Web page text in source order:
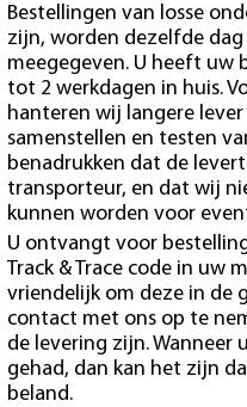
Bestellingen van losse
zijn, worden dezelfde
meegegeven. U heeft uw
tot 2 werkdagen in huis.
hanteren wij langere
samenstellen en testen
benadrukken dat de
transporteur, en dat wij
kunnen worden voor
U ontvangt voor
Track & Trace code in uw
vriendelijk om deze in de
contact met ons op te
de levering zijn. Wanneer
gehad, dan kan het zijn
beland.